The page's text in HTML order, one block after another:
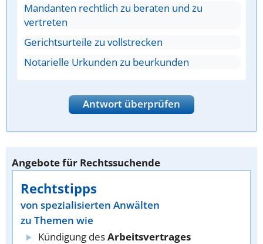
Mandanten rechtlich zu beraten und zu
vertreten
Gerichtsurteile zu vollstrecken
Notarielle Urkunden zu beurkunden
Antwort überprüfen
Angebote für Rechtssuchende
Rechtstipps
von spezialisierten Anwälten
zu Themen wie
Kündigung desArbeitsvertrages